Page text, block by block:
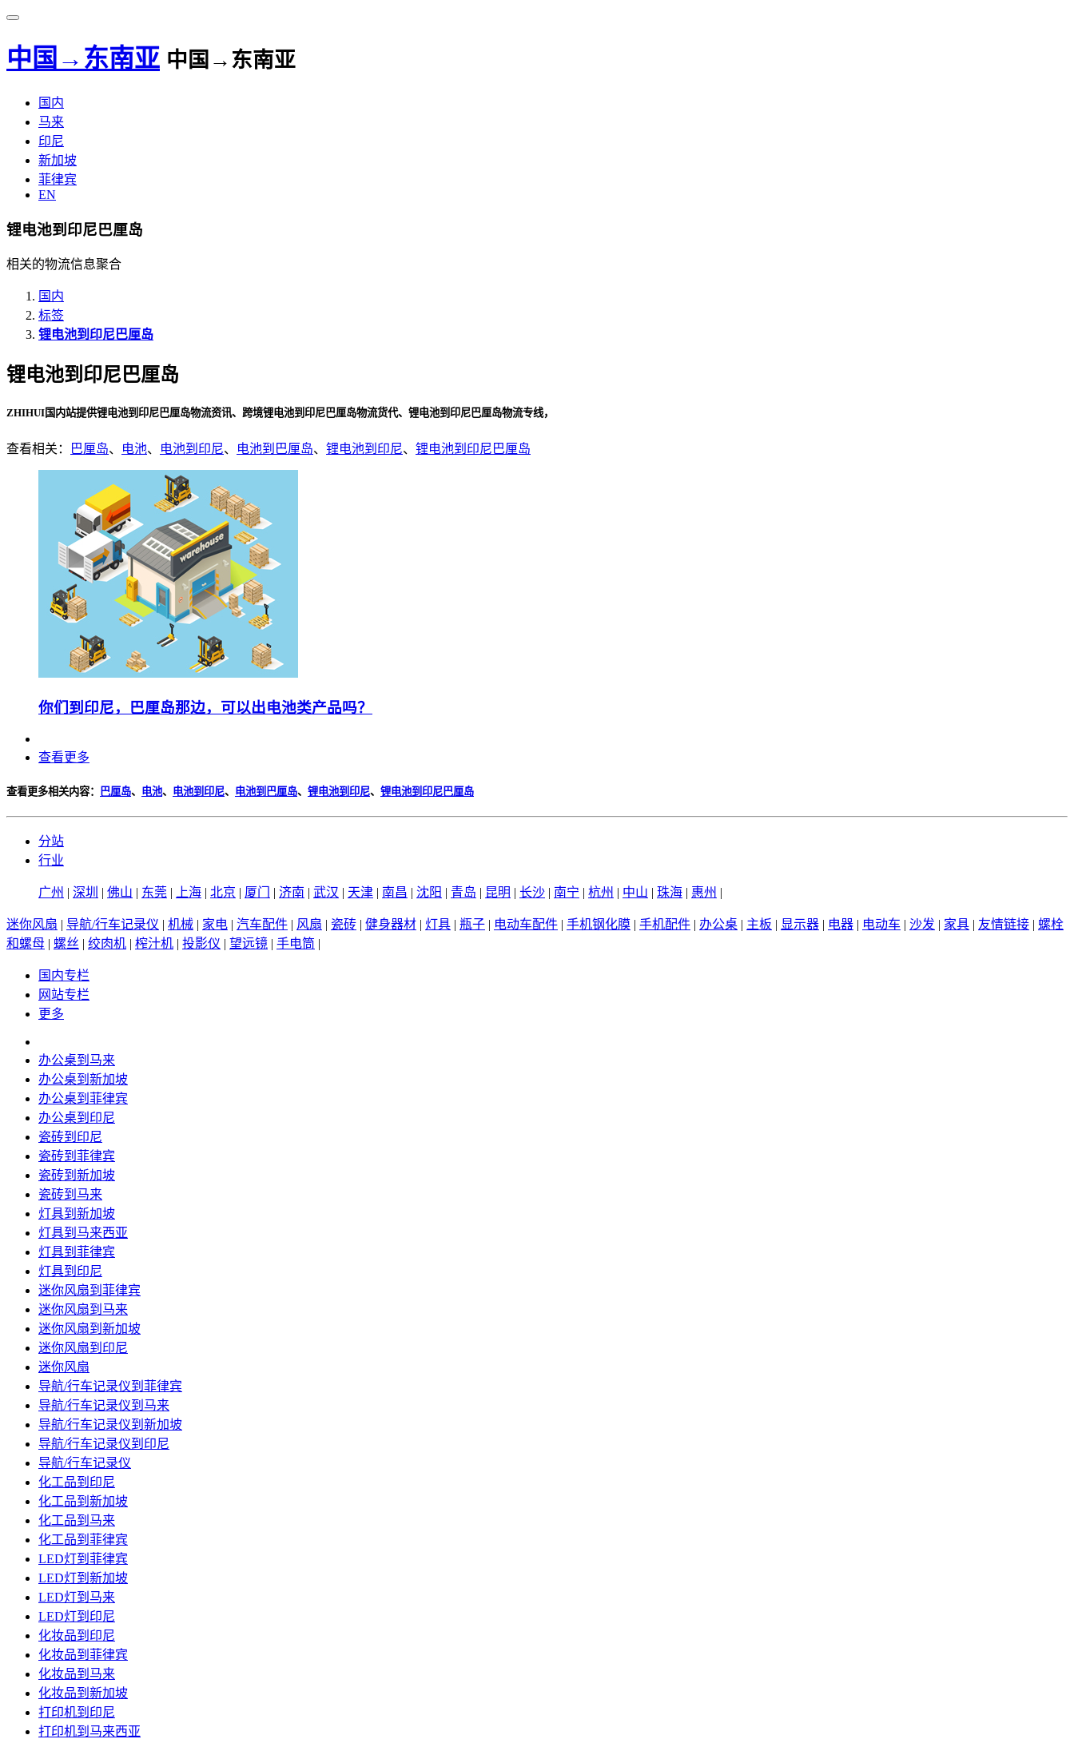
中国→东南亚 中国→东南亚
国内
马来
印尼
新加坡
菲律宾
EN
锂电池到印尼巴厘岛
相关的物流信息聚合
国内
标签
锂电池到印尼巴厘岛
锂电池到印尼巴厘岛
ZHIHUI国内站提供锂电池到印尼巴厘岛物流资讯、跨境锂电池到印尼巴厘岛物流货代、锂电池到印尼巴厘岛物流专线，
查看相关： 巴厘岛、 电池、 电池到印尼、 电池到巴厘岛、 锂电池到印尼、 锂电池到印尼巴厘岛
你们到印尼，巴厘岛那边，可以出电池类产品吗？
查看更多
查看更多相关内容： 巴厘岛、 电池、 电池到印尼、 电池到巴厘岛、 锂电池到印尼、 锂电池到印尼巴厘岛
分站
行业
广州 | 深圳 | 佛山 | 东莞 | 上海 | 北京 | 厦门 | 济南 | 武汉 | 天津 | 南昌 | 沈阳 | 青岛 | 昆明 | 长沙 | 南宁 | 杭州 | 中山 | 珠海 | 惠州 |
迷你风扇 | 导航/行车记录仪 | 机械 | 家电 | 汽车配件 | 风扇 | 瓷砖 | 健身器材 | 灯具 | 瓶子 | 电动车配件 | 手机钢化膜 | 手机配件 | 办公桌 | 主板 | 显示器 | 电器 | 电动车 | 沙发 | 家具 | 友情链接 | 螺栓
和螺母 | 螺丝 | 绞肉机 | 榨汁机 | 投影仪 | 望远镜 | 手电筒 |
国内专栏
网站专栏
更多
办公桌到马来
办公桌到新加坡
办公桌到菲律宾
办公桌到印尼
瓷砖到印尼
瓷砖到菲律宾
瓷砖到新加坡
瓷砖到马来
灯具到新加坡
灯具到马来西亚
灯具到菲律宾
灯具到印尼
迷你风扇到菲律宾
迷你风扇到马来
迷你风扇到新加坡
迷你风扇到印尼
迷你风扇
导航/行车记录仪到菲律宾
导航/行车记录仪到马来
导航/行车记录仪到新加坡
导航/行车记录仪到印尼
导航/行车记录仪
化工品到印尼
化工品到新加坡
化工品到马来
化工品到菲律宾
LED灯到菲律宾
LED灯到新加坡
LED灯到马来
LED灯到印尼
化妆品到印尼
化妆品到菲律宾
化妆品到马来
化妆品到新加坡
打印机到印尼
打印机到马来西亚